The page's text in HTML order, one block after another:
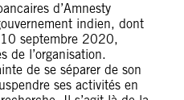
d’Amnesty
indien, dont
septembre 2020,
de l’organisation.
de se séparer de son
ses activités en